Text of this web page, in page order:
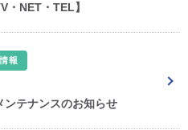
・NET・TEL】
報
テナンスのお知らせ